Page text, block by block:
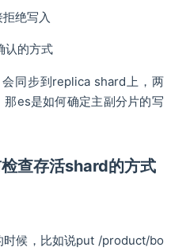
绝写入
认的方式
同步到replica shard上，两
es是如何确定主副分片的写
查存活shard的方式
时候，比如说put /product/bo